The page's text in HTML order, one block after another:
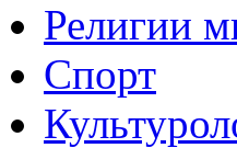
Религии
Спорт